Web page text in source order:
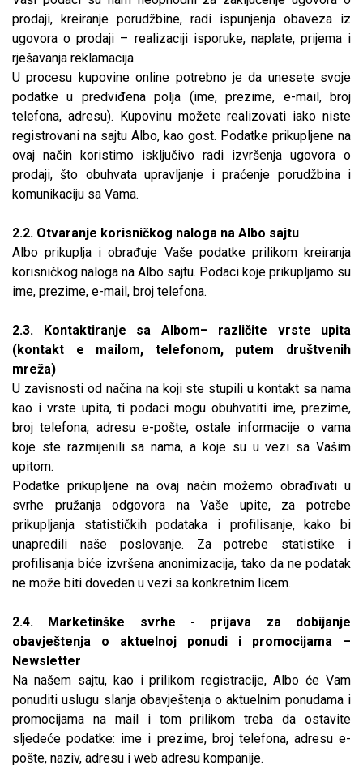
prodaji, kreiranje porudžbine, radi ispunjenja obaveza iz
ugovora o prodaji – realizaciji isporuke, naplate, prijema i
rješavanja reklamacija.
U procesu kupovine online potrebno je da unesete svoje
podatke u predviđena polja (ime, prezime, e-mail, broj
telefona, adresu). Kupovinu možete realizovati iako niste
registrovani na sajtu Albo, kao gost. Podatke prikupljene na
ovaj način koristimo isključivo radi izvršenja ugovora o
prodaji, što obuhvata upravljanje i praćenje porudžbina i
komunikaciju sa Vama.
2.2. Otvaranje korisničkog naloga na Albo sajtu
Albo prikuplja i obrađuje Vaše podatke prilikom kreiranja
korisničkog naloga na Albo sajtu. Podaci koje prikupljamo su
ime, prezime, e-mail, broj telefona.
2.3. Kontaktiranje sa Albom– različite vrste upita
(kontakt e mailom, telefonom, putem društvenih
mreža)
U zavisnosti od načina na koji ste stupili u kontakt sa nama
kao i vrste upita, ti podaci mogu obuhvatiti ime, prezime,
broj telefona, adresu e-pošte, ostale informacije o vama
koje ste razmijenili sa nama, a koje su u vezi sa Vašim
upitom.
Podatke prikupljene na ovaj način možemo obrađivati u
svrhe pružanja odgovora na Vaše upite, za potrebe
prikupljanja statističkih podataka i profilisanje, kako bi
unapredili naše poslovanje. Za potrebe statistike i
profilisanja biće izvršena anonimizacija, tako da ne podatak
ne može biti doveden u vezi sa konkretnim licem.
2.4. Marketinške svrhe - prijava za dobijanje
obavještenja o aktuelnoj ponudi i promocijama –
Newsletter
Na našem sajtu, kao i prilikom registracije, Albo će Vam
ponuditi uslugu slanja obavještenja o aktuelnim ponudama i
promocijama na mail i tom prilikom treba da ostavite
sljedeće podatke: ime i prezime, broj telefona, adresu e-
pošte, naziv, adresu i web adresu kompanije.